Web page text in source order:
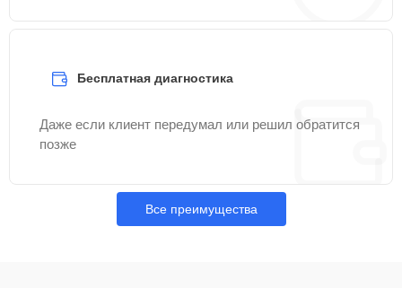
Бесплатная диагностика
Даже если клиент передумал или решил обратится
позже
Все преимущества